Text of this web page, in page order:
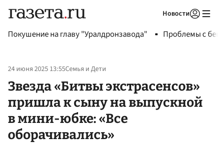
Новости
Покушение на главу "Уралдронзавода" Проблемы с
24 июня 2025 13:55Семья и Дети
Звезда «Битвы экстрасенсов»
пришла к сыну на выпускной
в мини-юбке: «Все
оборачивались»